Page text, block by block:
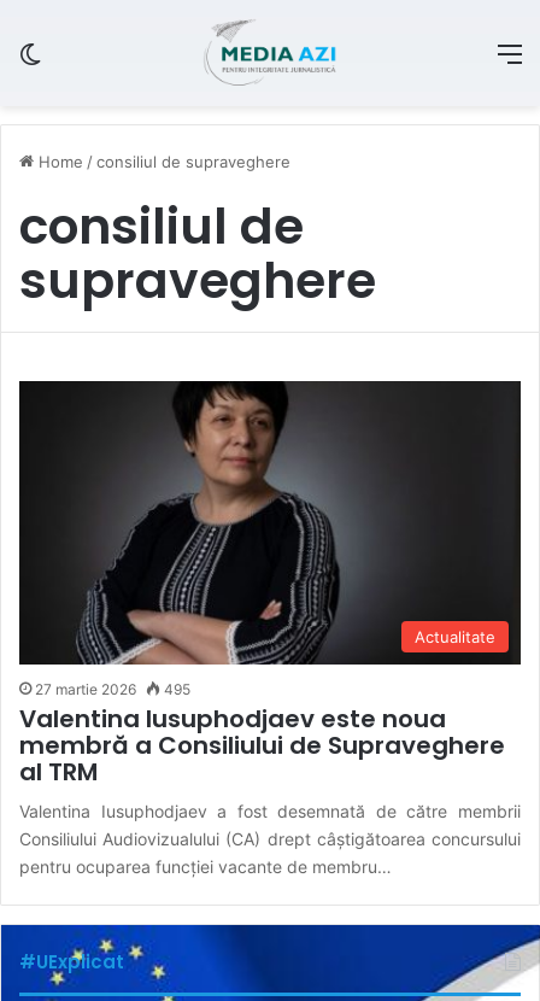
Home /consiliul de supraveghere
consiliul de
supraveghere
Actualitate
27 martie 2026 495
Valentina Iusuphodjaev este noua
membră a Consiliului de Supraveghere
al TRM
Valentina Iusuphodjaev a fost desemnată de către membrii
Consiliului Audiovizualului (CA) drept câștigătoarea concursului
pentru ocuparea funcției vacante de membru…
#UExplicat